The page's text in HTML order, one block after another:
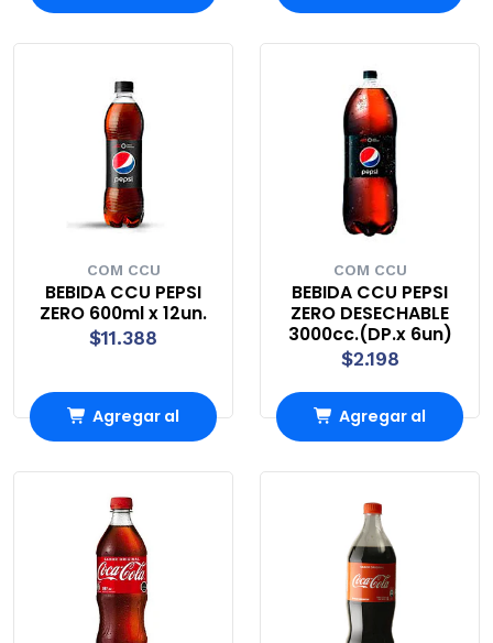
COM CCU
BEBIDA CCU PEPSI
ZERO 600ml x 12un.
$11.388
Agregar al
COM CCU
BEBIDA CCU PEPSI
ZERO DESECHABLE
3000cc.(DP.x 6un)
$2.198
Agregar al